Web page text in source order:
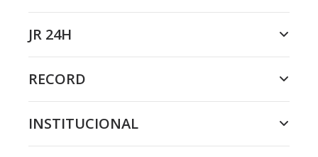
JR 24H
RECORD
INSTITUCIONAL